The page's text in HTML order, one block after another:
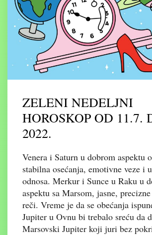
ZELENI NEDELJNI
HOROSKOP OD 11.7.
2022.
Venera i Saturn u dobrom aspektu
stabilna osećanja, emotivne veze i
odnosa. Merkur i Sunce u Raku u
aspektu sa Marsom, jasne,
reči. Vreme je da se obećanja
Jupiter u Ovnu bi trebalo sreću da
Marsovski Jupiter koji juri bez